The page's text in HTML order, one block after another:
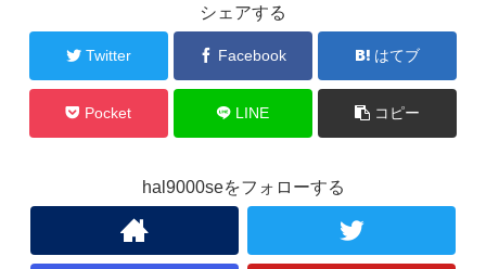
シェアする
Twitter Facebook はてブ
Pocket LINE コピー
hal9000seをフォローする